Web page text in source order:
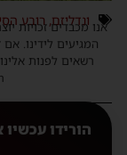
ונדליזם, רובע
אנו מכבדים זכויות
המגיעים לידינו.
רשאים לפנות
הורידו